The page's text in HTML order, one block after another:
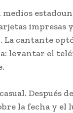
medios
La cantante
levantar el
Después
la fecha y